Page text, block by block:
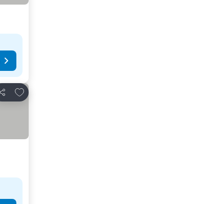
Paylaş
Favorilerime ekle